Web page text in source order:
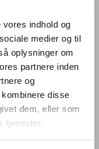
indhold og
medier og til
oplysninger om
partnere inden
og
disse
dem, eller som
tjenester.
telefonisk svar og